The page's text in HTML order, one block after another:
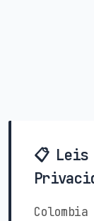
📋 Leis